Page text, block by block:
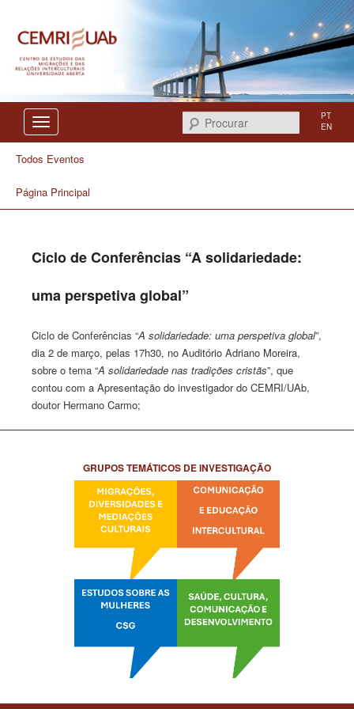
CEMRI
Procurar
PT
EN
Todos Eventos
Página Principal
Ciclo de Conferências “A solidariedade:
uma perspetiva global”
Ciclo de Conferências “A solidariedade: uma perspetiva global”,
dia 2 de março, pelas 17h30, no Auditório Adriano Moreira,
sobre o tema “A solidariedade nas tradições cristãs”, que
contou com a Apresentação do investigador do CEMRI/UAb,
doutor Hermano Carmo;
GRUPOS TEMÁTICOS DE INVESTIGAÇÃO